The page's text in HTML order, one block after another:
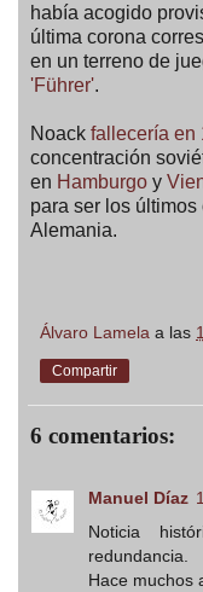
había acogido
última corona
en un terreno de
'Führer'.
Noack fallecería en
concentración
en Hamburgo y
para ser los
Alemania.
Álvaro Lamela a las
Compartir
6 comentarios:
Manuel Díaz
Noticia
redundancia.
Hace muchos